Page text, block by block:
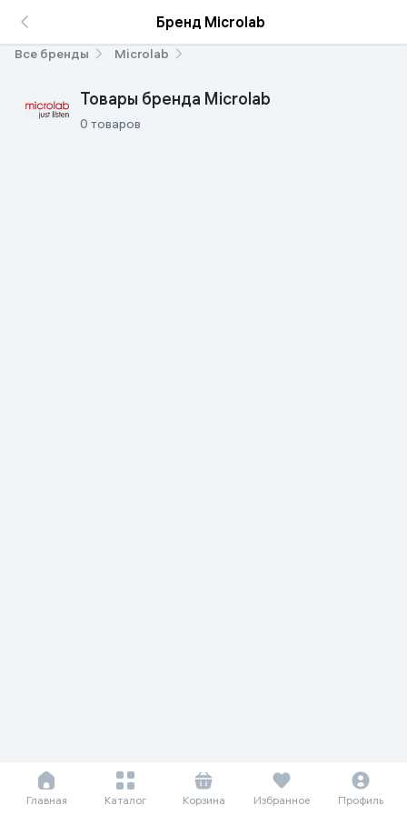
Бренд Microlab
Все бренды Microlab
Товары бренда Microlab
0 товаров
Главная Каталог Корзина Избранное Профиль